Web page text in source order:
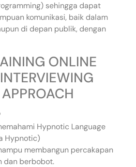
sehingga dapat
komunikasi, baik dalam
di depan publik, dengan
ONLINE
Hypnotic Language
Hypnotic)
membangun percakapan
dan berbobot.